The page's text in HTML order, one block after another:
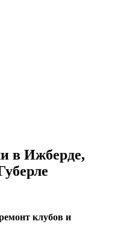
в Ижберде,
клубов и